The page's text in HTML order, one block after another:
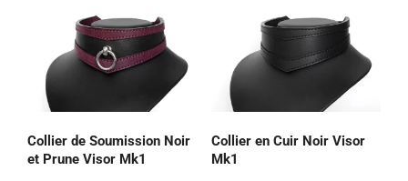
Collier de Soumission Noir
et Prune Visor Mk1
Collier en Cuir Noir Visor
Mk1